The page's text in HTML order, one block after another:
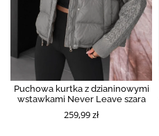
Puchowa kurtka z dzianinowymi
wstawkami Never Leave szara
259,99 zł